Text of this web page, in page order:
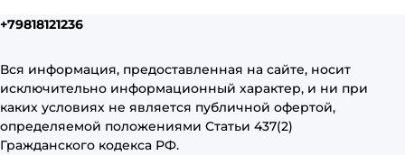
+79818121236
Вся информация, предоставленная на сайте, носит
исключительно информационный характер, и ни при
каких условиях не является публичной офертой,
определяемой положениями Статьи 437(2)
Гражданского кодекса РФ.